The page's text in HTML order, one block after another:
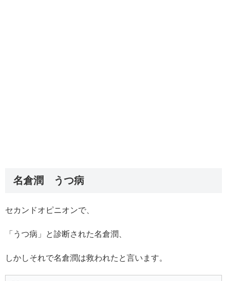
名倉潤 うつ病
セカンドオピニオンで、
「うつ病」と診断された名倉潤、
しかしそれで名倉潤は救われたと言います。